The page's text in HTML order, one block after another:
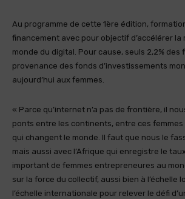
Au programme de cette 1ère édition,
financement avec pour objectif d’accélérer la
monde du digital. Pour cause, seuls 2,2% des
provenance des fonds d’investissements
aujourd’hui aux femmes.
« Parce qu’internet n’a pas de frontière, il
ponts entre les continents, entre ces
qui changent le monde. Il faut que nous le
mais aussi avec l’Afrique qui enregistre le
important de femmes entrepreneures au
sur la force du collectif, aussi bien à l’échelle
l’échelle internationale pour relever le défi